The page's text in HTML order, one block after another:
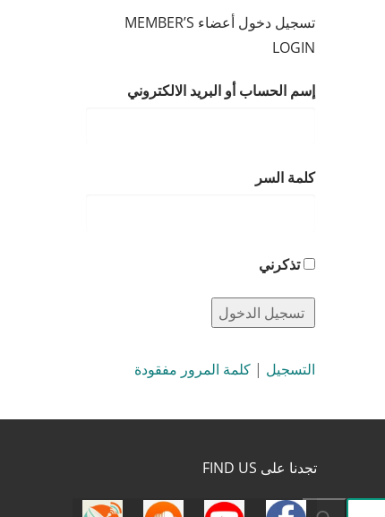
تسجيل دخول أعضاء MEMBER’S
LOGIN
إسم الحساب أو البريد الالكتروني
كلمة السر
تذكرني
التسجيل | كلمة المرور مفقودة
تجدنا على FIND US